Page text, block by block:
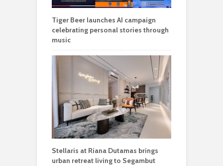
Tiger Beer launches AI campaign
celebrating personal stories through
music
Stellaris at Riana Dutamas brings
urban retreat living to Segambut